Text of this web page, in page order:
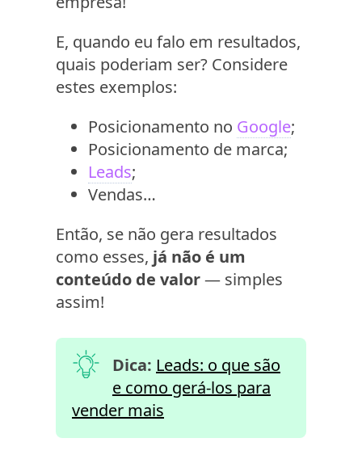
E, quando eu falo em resultados,
quais poderiam ser? Considere
estes exemplos:
Posicionamento no Google;
Posicionamento de marca;
Leads;
Vendas…
Então, se não gera resultados
como esses, já não é um
conteúdo de valor— simples
assim!
Dica: Leads: o que são
e como gerá-los para
vender mais